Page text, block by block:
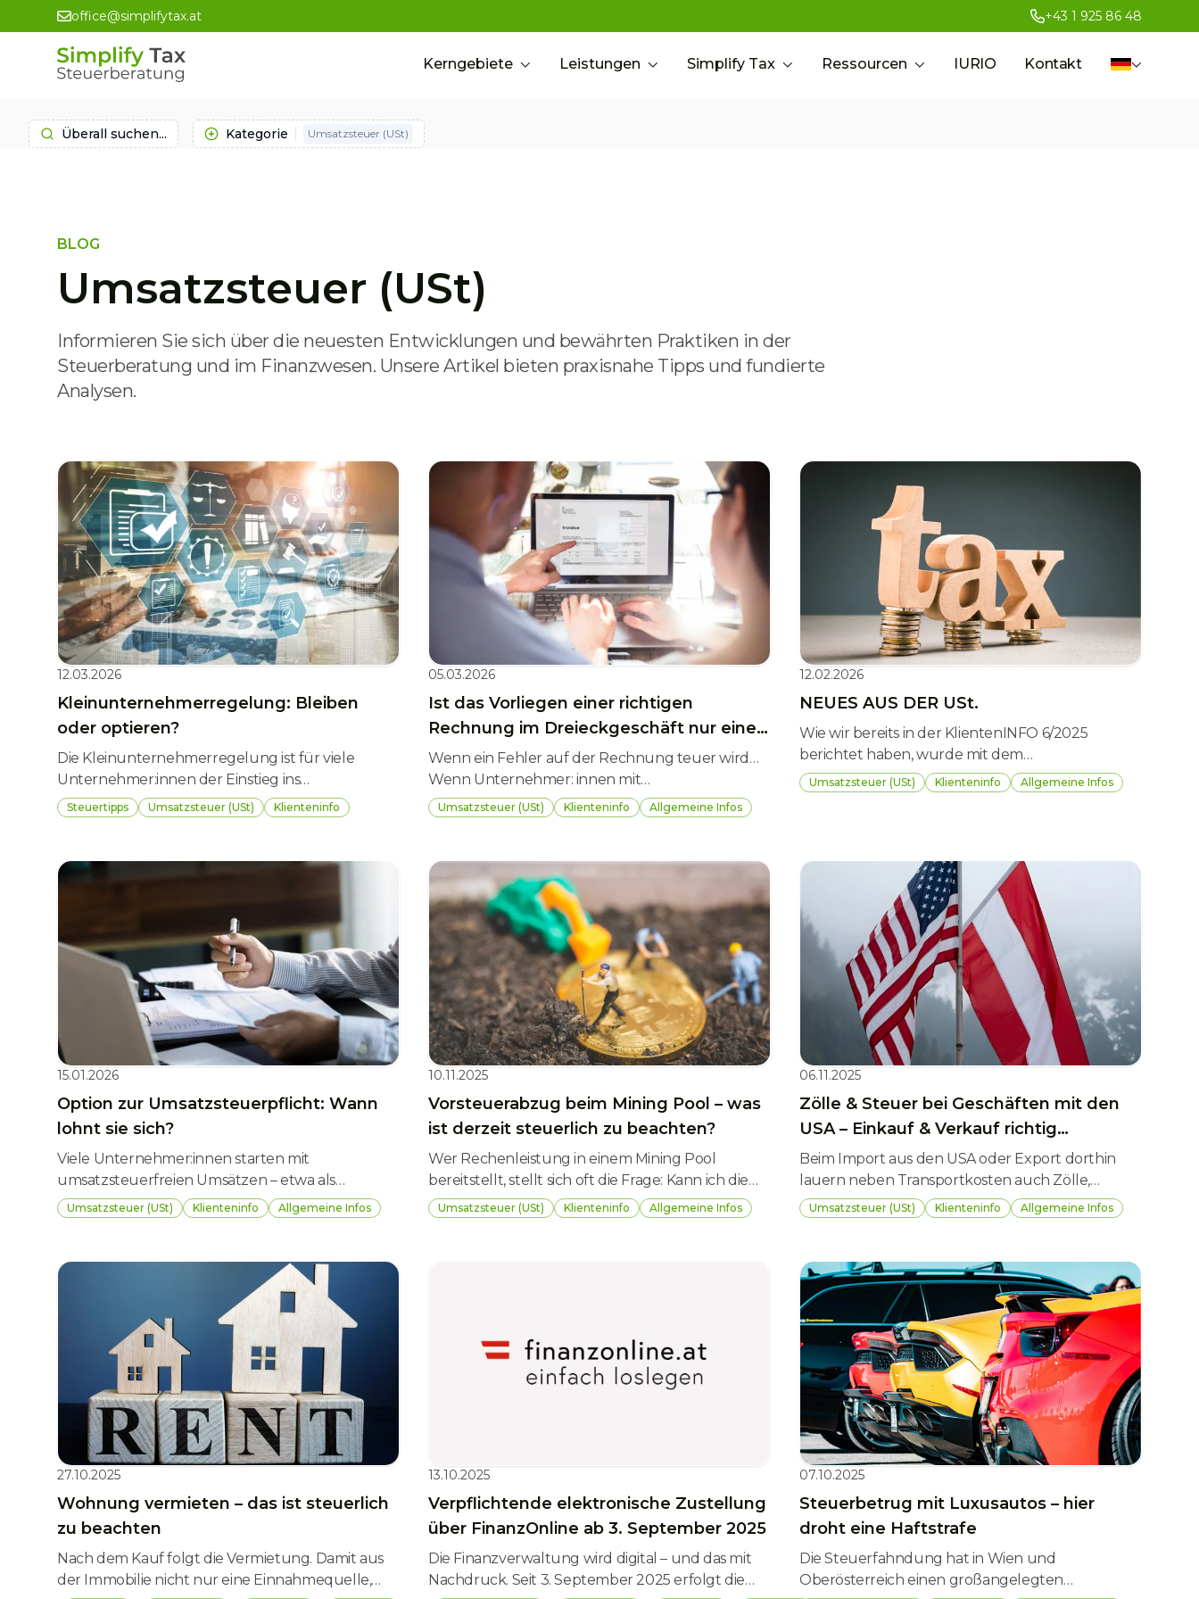
office@simplifytax.at +43 1 925 86 48
Kerngebiete Leistungen Simplify Tax Ressourcen IURIO Kontakt
Überall suchen... Kategorie Umsatzsteuer (USt)
BLOG
Umsatzsteuer (USt)
Informieren Sie sich über die neuesten Entwicklungen und bewährten Praktiken in der
Steuerberatung und im Finanzwesen. Unsere Artikel bieten praxisnahe Tipps und fundierte
Analysen.
12.03.2026
Kleinunternehmerregelung: Bleiben
oder optieren?
Die Kleinunternehmerregelung ist für viele
Unternehmer:innen der Einstieg ins
Unternehmertum. Sie vereinfacht die
Umsatzsteuer erheblich – kann aber je nach
Spätestens bei steigenden Umsätzen oder
größeren Investitionen stellt sich daher die Frage:
In der Kleinunternehmerregelung bleiben oder
freiwillig zur Umsatzsteuer optieren?
Steuertipps Umsatzsteuer (USt) Klienteninfo
05.03.2026
Ist das Vorliegen einer richtigen
Rechnung im Dreieckgeschäft nur eine
formelle Voraussetzung? – der
kommende EuGH-Entscheidung
Wenn ein Fehler auf der Rechnung teuer wird…
Wenn Unternehmer: innen mit
grenzüberschreitenden Sachverhalten innerhalb
der EU konfrontiert sind, spielt die Umsatzsteuer
die Neutralisierung der Umsatzsteuer im B2B-
Verkehr ist eine ordnungsgemäß ausgestellte
Rechnung. Dabei ist nicht nur der Inhalt, sondern
auch der Zeitpunkt der Ausstellung von
Bedeutung. Genau darüber wird aktuell im
Rahmen eines Vorabentscheidungsersuchens des
Verwaltungsgerichtshofes (VwGH) diskutiert.
Umsatzsteuer (USt) Klienteninfo Allgemeine Infos
12.02.2026
NEUES AUS DER USt.
Wie wir bereits in der KlientenINFO 6/2025
berichtet haben, wurde mit dem
Betrugsbekämpfungsgesetz 2025 eine
umsatzsteuerliche Regelung für sogenannte
die Vermietung von besonders repräsentativen
Gebäuden für Wohnzwecke („Luxusimmobilien“).
Das bedeutet, dass für solche Objekte der
Vorsteuerabzug nicht mehr zusteht.
Umsatzsteuer (USt) Klienteninfo Allgemeine Infos
15.01.2026
Option zur Umsatzsteuerpflicht: Wann
lohnt sie sich?
Viele Unternehmer:innen starten mit
umsatzsteuerfreien Umsätzen – etwa als
Kleinunternehmer:innen oder bei der
Vermietung von Immobilien. In bestimmten
zur Umsatzsteuerpflicht zu optieren. Damit wird
aus einem steuerfreien Umsatz ein
steuerpflichtiger, was zwar Pflichten erhöht, aber
auch Vorsteuerabzug ermöglicht. Entscheidend
ist, ob sich das unter dem Strich rechnet.
Umsatzsteuer (USt) Klienteninfo Allgemeine Infos
10.11.2025
Vorsteuerabzug beim Mining Pool – was
ist derzeit steuerlich zu beachten?
Wer Rechenleistung in einem Mining Pool
bereitstellt, stellt sich oft die Frage: Kann ich die
Vorsteuer für Hardware, Strom & Co. abziehen?
Ein aktuelles Urteil des BFG zeigt: Im Fall von
Umsatzsteuer (USt) Klienteninfo Allgemeine Infos
06.11.2025
Zölle & Steuer bei Geschäften mit den
USA – Einkauf & Verkauf richtig
gestalten
Beim Import aus den USA oder Export dorthin
lauern neben Transportkosten auch Zölle,
Gebühren und steuerrechtliche Fallstricke. Wer
diese kennt und vorausplant, kann Kosten sparen
worauf Käufer:innen und Unternehmer:innen
insbesondere in Österreich achten sollten.
Umsatzsteuer (USt) Klienteninfo Allgemeine Infos
27.10.2025
Wohnung vermieten – das ist steuerlich
zu beachten
Nach dem Kauf folgt die Vermietung. Damit aus
der Immobilie nicht nur eine Einnahmequelle,
13.10.2025
Verpflichtende elektronische Zustellung
über FinanzOnline ab 3. September 2025
Die Finanzverwaltung wird digital – und das mit
Nachdruck. Seit 3. September 2025 erfolgt die
07.10.2025
Steuerbetrug mit Luxusautos – hier
droht eine Haftstrafe
Die Steuerfahndung hat in Wien und
Oberösterreich einen großangelegten